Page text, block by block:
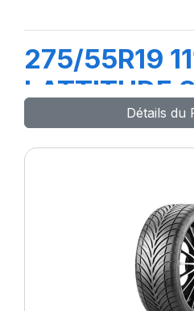
275/55R19
LATTITUDE
(MO)
Détails du